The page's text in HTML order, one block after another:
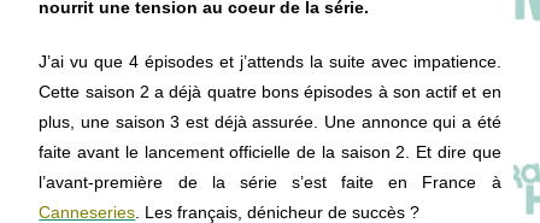
nourrit une tension au coeur de la série.
J’ai vu que 4 épisodes et j’attends la suite avec impatience.
Cette saison 2 a déjà quatre bons épisodes à son actif et en
plus, une saison 3 est déjà assurée. Une annonce qui a été
faite avant le lancement officielle de la saison 2. Et dire que
l’avant-première de la série s’est faite en France à
Canneseries . Les français, dénicheur de succès ?